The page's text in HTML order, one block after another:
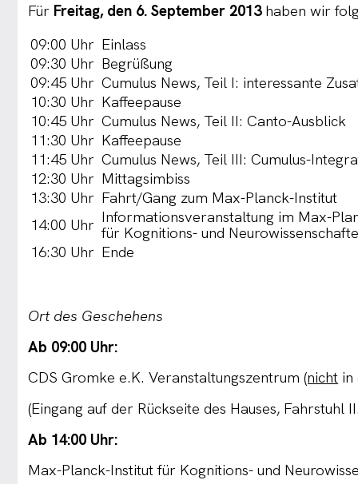
Für Freitag, den 6. September 2013haben wir
09:00 Uhr Einlass
09:30 Uhr Begrüßung
09:45 Uhr Cumulus News, Teil I: interessante
10:30 Uhr Kaffeepause
10:45 Uhr Cumulus News, Teil II: Canto-Ausblick
11:30 Uhr Kaffeepause
11:45 Uhr Cumulus News, Teil III: Cumulus-
12:30 Uhr Mittagsimbiss
13:30 Uhr Fahrt/Gang zum Max-Planck-Institut
14:00 Uhr Informationsveranstaltung im Max-
für Kognitions- und
16:30 Uhr Ende
Ort des Geschehens
Ab 09:00 Uhr:
CDS Gromke e.K. Veranstaltungszentrum(nicht in
(Eingang auf der Rückseite des Hauses,
Ab 14:00 Uhr:
Max-Planck-Institut für Kognitions- und